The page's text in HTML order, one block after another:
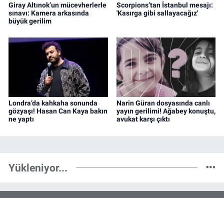
Giray Altınok’un mücevherlerle
sınavı: Kamera arkasında
büyük gerilim
Scorpions’tan İstanbul mesajı:
'Kasırga gibi sallayacağız'
Londra’da kahkaha sonunda
gözyaşı! Hasan Can Kaya bakın
ne yaptı
Narin Güran dosyasında canlı
yayın gerilimi! Ağabey konuştu,
avukat karşı çıktı
Yükleniyor...